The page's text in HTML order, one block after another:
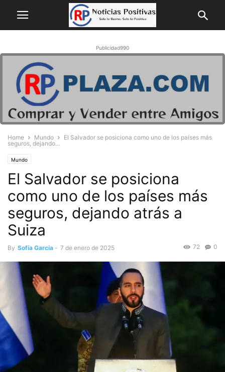
Publicidad990
Home Mundo
El Salvador se posiciona como uno de los países más
seguros, dejando...
Mundo
El Salvador se posiciona
como uno de los países más
seguros, dejando atrás a
Suiza
By Sofía García - 7 de enero de 2025 0
72